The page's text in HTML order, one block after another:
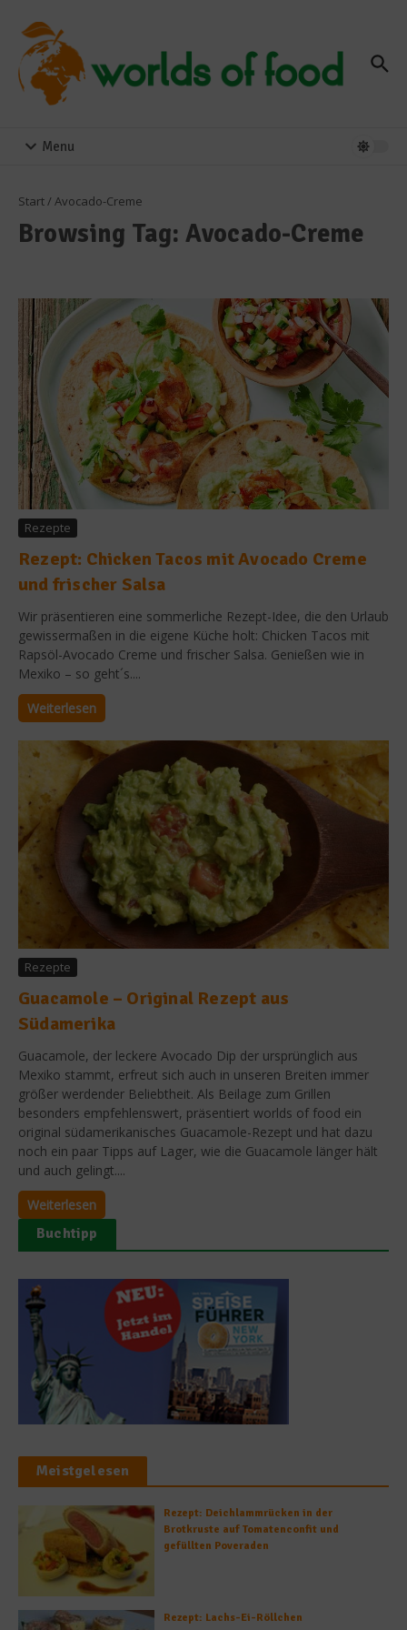
Menu
Start/ Avocado-Creme
Browsing Tag: Avocado-Creme
Rezepte
Rezept: Chicken Tacos mit Avocado Creme
und frischer Salsa
Wir präsentieren eine sommerliche Rezept-Idee, die den Urlaub
gewissermaßen in die eigene Küche holt: Chicken Tacos mit
Rapsöl-Avocado Creme und frischer Salsa. Genießen wie in
Mexiko – so geht´s....
Weiterlesen
Rezepte
Guacamole – Original Rezept aus
Südamerika
Guacamole, der leckere Avocado Dip der ursprünglich aus
Mexiko stammt, erfreut sich auch in unseren Breiten immer
größer werdender Beliebtheit. Als Beilage zum Grillen
besonders empfehlenswert, präsentiert worlds of food ein
original südamerikanisches Guacamole-Rezept und hat dazu
noch ein paar Tipps auf Lager, wie die Guacamole länger hält
und auch gelingt....
Weiterlesen
Buchtipp
Meistgelesen
Rezept: Deichlammrücken in der
Brotkruste auf Tomatenconfit und
gefüllten Poveraden
Rezept: Lachs-Ei-Röllchen